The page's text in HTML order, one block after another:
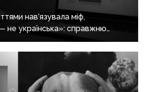
нав’язувала міф,
українська»: справжню
зберуть в унікальному календарі